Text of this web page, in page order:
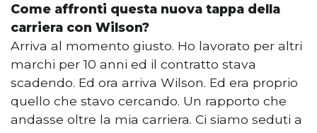
Come affronti questa nuova tappa della
carriera con Wilson?
Arriva al momento giusto. Ho lavorato per altri
marchi per 10 anni ed il contratto stava
scadendo. Ed ora arriva Wilson. Ed era proprio
quello che stavo cercando. Un rapporto che
andasse oltre la mia carriera. Ci siamo seduti a